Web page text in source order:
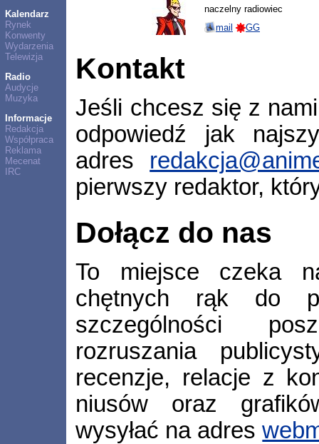
Kalendarz
Rynek
Konwenty
Wydarzenia
Telewizja
Radio
Audycje
Muzyka
Informacje
Redakcja
Współpraca
Reklama
Mecenat
IRC
naczelny radiowiec
mail
GG
Kontakt
Jeśli chcesz się z
odpowiedź jak
adres
pierwszy redaktor,
Dołącz do nas
To miejsce czeka
chętnych rąk do
szczególności
rozruszania
recenzje, relacje z
niusów oraz
wysyłać na adres